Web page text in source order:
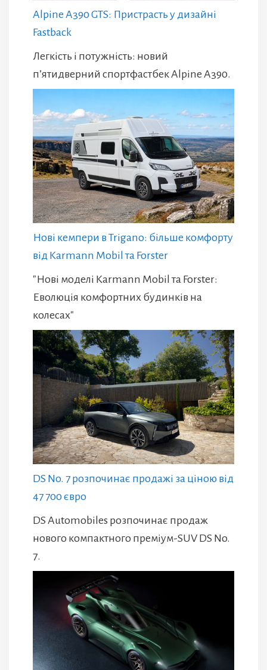
Alpine A390 GTS: Пристрасть у дизайні
Fastback
Легкість і потужність: новий
п’ятидверний спортфастбек Alpine A390.
Нові кемпери в Trigano: більше комфорту
від Karmann Mobil та Forster
"Нові моделі Karmann Mobil та Forster:
Еволюція комфортних будинків на
колесах"
DS No. 7 розпочинає продажі за ціною від
47 700 євро
DS Automobiles розпочинає продаж
нового компактного преміум-SUV DS No.
7.